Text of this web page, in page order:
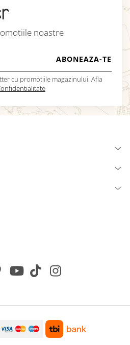
noastre
cu promotiile magazinului. Afla